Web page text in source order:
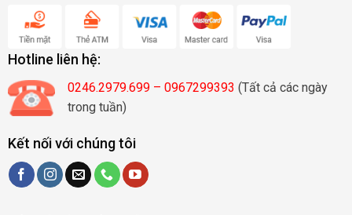
Hotline liên hệ:
0246.2979.699 – 0967299393 (Tất cả các ngày
trong tuần)
Kết nối với chúng tôi